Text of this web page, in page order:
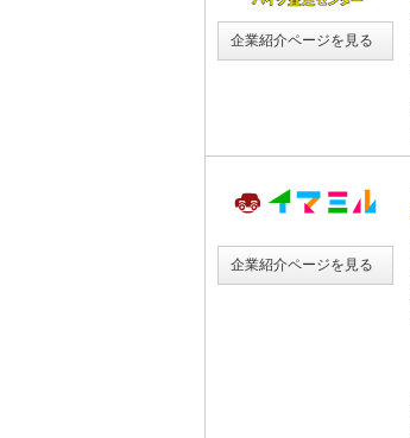
企業紹介ページを見る
企業紹介ページを見る